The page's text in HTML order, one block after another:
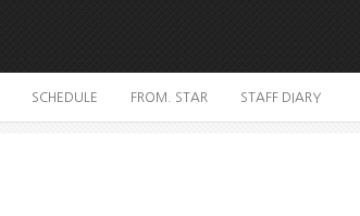
SCHEDULE FROM. STAR STAFF DIARY